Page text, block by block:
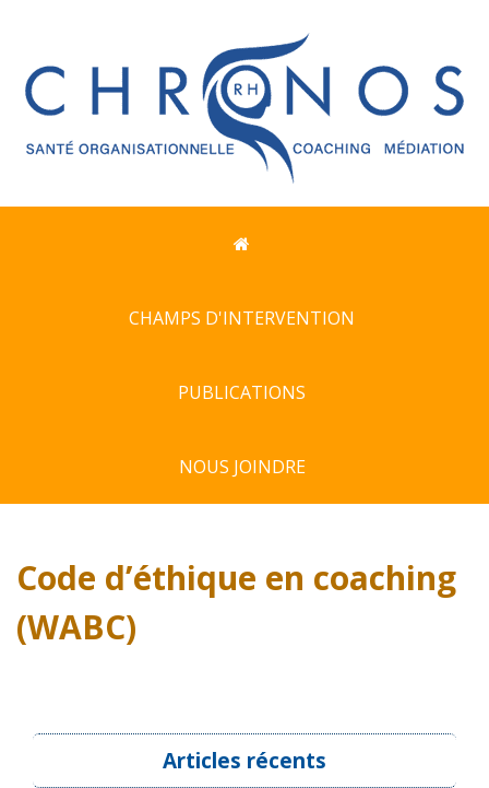
CHAMPS D'INTERVENTION
PUBLICATIONS
NOUS JOINDRE
Code d’éthique en coaching
(WABC)
Articles récents